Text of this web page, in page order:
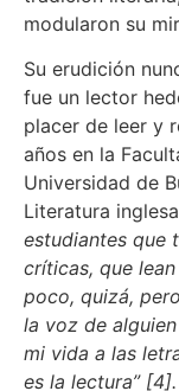
modularon su
Su erudición
fue un lector
placer de leer y
años en la
Universidad de
Literatura
estudiantes que
críticas, que
poco, quizá,
la voz de
mi vida a las
es la lectura” [4].